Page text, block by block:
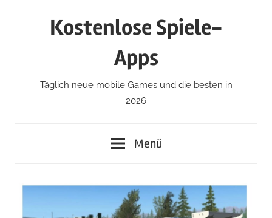
Kostenlose Spiele-
Apps
Täglich neue mobile Games und die besten in
2026
Menü